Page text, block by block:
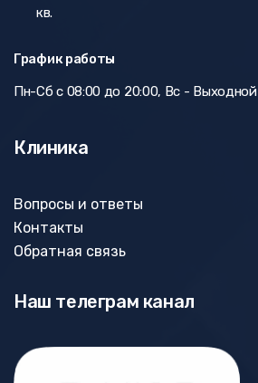
кв.
График работы
Пн-Сб с 08:00 до 20:00, Вс - Выходной
Клиника
Вопросы и ответы
Контакты
Обратная связь
Наш телеграм канал